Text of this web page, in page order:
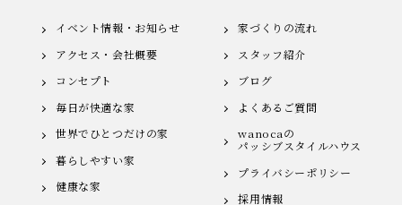
イベント情報・お知らせ
アクセス・会社概要
コンセプト
毎日が快適な家
世界でひとつだけの家
暮らしやすい家
健康な家
家づくりの流れ
スタッフ紹介
ブログ
よくあるご質問
wanocaの
パッシブスタイルハウス
プライバシーポリシー
採用情報